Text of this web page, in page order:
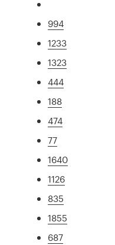
994
1233
1323
444
188
474
77
1640
1126
835
1855
687